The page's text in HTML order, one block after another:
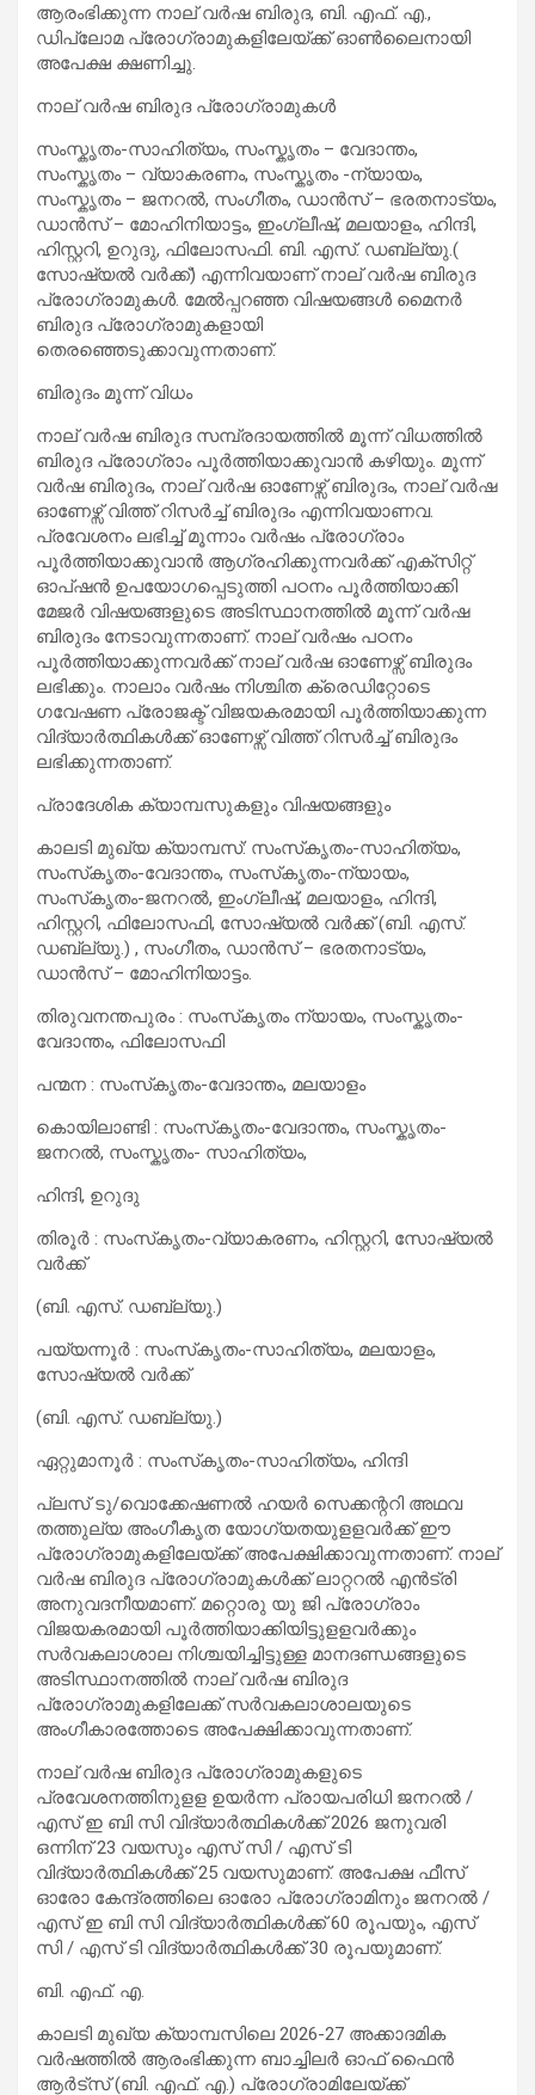
ആരംഭിക്കുന്ന നാല് വര്‍ഷ ബിരുദ, ബി. എഫ്. എ.,
ഡിപ്ലോമ പ്രോഗ്രാമുകളിലേയ്ക്ക് ഓണ്‍ലൈനായി
അപേക്ഷ ക്ഷണിച്ചു.
നാല് വർഷ ബിരുദ പ്രോഗ്രാമുകൾ
സംസ്കൃതം-സാഹിത്യം, സംസ്കൃതം – വേദാന്തം,
സംസ്കൃതം – വ്യാകരണം, സംസ്കൃതം -ന്യായം,
സംസ്കൃതം – ജനറൽ, സംഗീതം, ഡാൻസ് – ഭരതനാട്യം,
ഡാൻസ് – മോഹിനിയാട്ടം, ഇംഗ്ലീഷ്, മലയാളം, ഹിന്ദി,
ഹിസ്റ്ററി, ഉറുദു, ഫിലോസഫി. ബി. എസ്. ഡബ്ല്യു.(
സോഷ്യൽ വർക്ക്) എന്നിവയാണ് നാല് വര്‍ഷ ബിരുദ
പ്രോഗ്രാമുകള്‍. മേൽപ്പറഞ്ഞ വിഷയങ്ങൾ മൈനർ
ബിരുദ പ്രോഗ്രാമുകളായി
തെരഞ്ഞെടുക്കാവുന്നതാണ്.
ബിരുദം മൂന്ന് വിധം
നാല് വര്‍ഷ ബിരുദ സമ്പ്രദായത്തില്‍ മൂന്ന് വിധത്തില്‍
ബിരുദ പ്രോഗ്രാം പൂര്‍ത്തിയാക്കുവാന്‍ കഴിയും. മൂന്ന്
വര്‍ഷ ബിരുദം, നാല് വര്‍ഷ ഓണേഴ്സ് ബിരുദം, നാല് വര്‍ഷ
ഓണേഴ്സ് വിത്ത് റിസര്‍ച്ച് ബിരുദം എന്നിവയാണവ.
പ്രവേശനം ലഭിച്ച് മൂന്നാം വര്‍ഷം പ്രോഗ്രാം
പൂര്‍ത്തിയാക്കുവാന്‍ ആഗ്രഹിക്കുന്നവര്‍ക്ക് എക്സിറ്റ്
ഓപ്ഷന്‍ ഉപയോഗപ്പെടുത്തി പഠനം പൂര്‍ത്തിയാക്കി
മേജര്‍ വിഷയങ്ങളുടെ അടിസ്ഥാനത്തില്‍ മൂന്ന് വര്‍ഷ
ബിരുദം നേടാവുന്നതാണ്. നാല് വര്‍ഷം പഠനം
പൂര്‍ത്തിയാക്കുന്നവര്‍ക്ക് നാല് വര്‍ഷ ഓണേഴ്സ് ബിരുദം
ലഭിക്കും. നാലാം വര്‍ഷം നിശ്ചിത ക്രെഡിറ്റോടെ
ഗവേഷണ പ്രോജക്ട് വിജയകരമായി പൂര്‍ത്തിയാക്കുന്ന
വിദ്യാര്‍ത്ഥികള്‍ക്ക് ഓണേഴ്സ് വിത്ത് റിസര്‍ച്ച് ബിരുദം
ലഭിക്കുന്നതാണ്.
പ്രാദേശിക ക്യാമ്പസുകളും വിഷയങ്ങളും
കാലടി മുഖ്യ ക്യാമ്പസ്: സംസ്‍കൃതം-സാഹിത്യം,
സംസ്‍കൃതം-വേദാന്തം, സംസ്‍കൃതം-ന്യായം,
സംസ്‍കൃതം-ജനറല്‍, ഇംഗ്ലീഷ്, മലയാളം, ഹിന്ദി,
ഹിസ്റ്ററി, ഫിലോസഫി, സോഷ്യൽ വർക്ക് (ബി. എസ്.
ഡബ്ല്യു.) , സംഗീതം, ഡാന്‍സ് – ഭരതനാട്യം,
ഡാന്‍സ് – മോഹിനിയാട്ടം.
തിരുവനന്തപുരം : സംസ്‍കൃതം ന്യായം, സംസ്കൃതം-
വേദാന്തം, ഫിലോസഫി
പന്മന : സംസ്‍കൃതം-വേദാന്തം, മലയാളം
കൊയിലാണ്ടി : സംസ്‍കൃതം-വേദാന്തം, സംസ്കൃതം-
ജനറല്‍, സംസ്കൃതം- സാഹിത്യം,
ഹിന്ദി, ഉറുദു
തിരൂര്‍ : സംസ്‍കൃതം-വ്യാകരണം, ഹിസ്റ്ററി, സോഷ്യല്‍
വര്‍ക്ക്
(ബി. എസ്. ഡബ്ല്യു.)
പയ്യന്നൂര്‍ : സംസ്‍കൃതം-സാഹിത്യം, മലയാളം,
സോഷ്യല്‍ വര്‍ക്ക്
(ബി. എസ്. ഡബ്ല്യു.)
ഏറ്റുമാനൂര്‍ : സംസ്‍കൃതം-സാഹിത്യം, ഹിന്ദി
പ്ലസ് ടു/വൊക്കേഷണല്‍ ഹയര്‍ സെക്കന്ററി അഥവ
തത്തുല്യ അംഗീകൃത യോഗ്യതയുളളവര്‍ക്ക് ഈ
പ്രോഗ്രാമുകളിലേയ്ക്ക് അപേക്ഷിക്കാവുന്നതാണ്. നാല്
വര്‍ഷ ബിരുദ പ്രോഗ്രാമുകള്‍ക്ക് ലാറ്ററല്‍ എന്‍ട്രി
അനുവദനീയമാണ്. മറ്റൊരു യു ജി പ്രോഗ്രാം
വിജയകരമായി പൂര്‍ത്തിയാക്കിയിട്ടുളളവര്‍ക്കും
സർവകലാശാല നിശ്ചയിച്ചിട്ടുള്ള മാനദണ്ഡങ്ങളുടെ
അടിസ്ഥാനത്തിൽ നാല് വര്‍ഷ ബിരുദ
പ്രോഗ്രാമുകളിലേക്ക് സര്‍വകലാശാലയുടെ
അംഗീകാരത്തോടെ അപേക്ഷിക്കാവുന്നതാണ്.
നാല് വര്‍ഷ ബിരുദ പ്രോഗ്രാമുകളുടെ
പ്രവേശനത്തിനുളള ഉയർന്ന പ്രായപരിധി ജനറല്‍ /
എസ് ഇ ബി സി വിദ്യാര്‍ത്ഥികള്‍ക്ക് 2026 ജനുവരി
ഒന്നിന് 23 വയസും എസ് സി / എസ് ടി
വിദ്യാര്‍ത്ഥികള്‍ക്ക് 25 വയസുമാണ്‌. അപേക്ഷ ഫീസ്
ഓരോ കേന്ദ്രത്തിലെ ഓരോ പ്രോഗ്രാമിനും ജനറല്‍ /
എസ് ഇ ബി സി വിദ്യാര്‍ത്ഥികള്‍ക്ക് 60 രൂപയും, എസ്
സി / എസ് ടി വിദ്യാര്‍ത്ഥികള്‍ക്ക് 30 രൂപയുമാണ്.
ബി. എഫ്. എ.
കാലടി മുഖ്യ ക്യാമ്പസിലെ 2026-27 അക്കാദമിക
വർഷത്തിൽ ആരംഭിക്കുന്ന ബാച്ചിലർ ഓഫ് ഫൈൻ
ആർട്സ് (ബി. എഫ്. എ.) പ്രോഗ്രാമിലേയ്ക്ക്